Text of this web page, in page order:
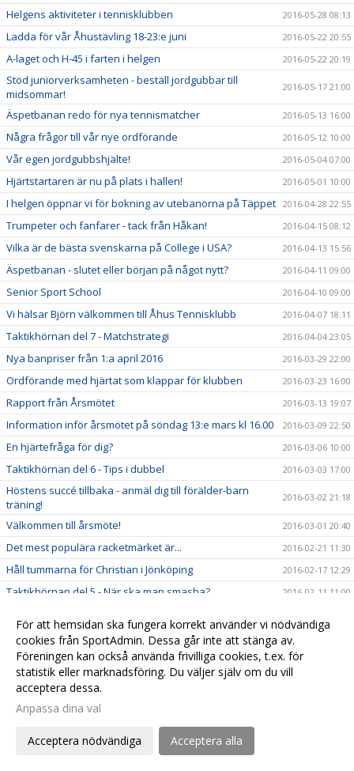
Helgens aktiviteter i tennisklubben 2016-05-28 08:13
Ladda för vår Åhustävling 18-23:e juni 2016-05-22 20:55
A-laget och H-45 i farten i helgen 2016-05-22 20:19
Stöd juniorverksamheten - beställ jordgubbar till
midsommar!
2016-05-17 21:00
Äspetbanan redo för nya tennismatcher 2016-05-13 16:00
Några frågor till vår nye ordförande 2016-05-12 10:00
Vår egen jordgubbshjälte! 2016-05-04 07:00
Hjärtstartaren är nu på plats i hallen! 2016-05-01 10:00
I helgen öppnar vi för bokning av utebanorna på Täppet 2016-04-28 22:55
Trumpeter och fanfarer - tack från Håkan! 2016-04-15 08:12
Vilka är de bästa svenskarna på College i USA? 2016-04-13 15:56
Äspetbanan - slutet eller början på något nytt? 2016-04-11 09:00
Senior Sport School 2016-04-10 09:00
Vi hälsar Björn välkommen till Åhus Tennisklubb 2016-04-07 18:11
Taktikhörnan del 7 - Matchstrategi 2016-04-04 23:05
Nya banpriser från 1:a april 2016 2016-03-29 22:00
Ordförande med hjärtat som klappar för klubben 2016-03-23 16:00
Rapport från Årsmötet 2016-03-13 19:07
Information inför årsmötet på söndag 13:e mars kl 16.00 2016-03-09 22:50
En hjärtefråga för dig? 2016-03-06 10:00
Taktikhörnan del 6 - Tips i dubbel 2016-03-03 17:00
Höstens succé tillbaka - anmäl dig till förälder-barn
träning!
2016-03-02 21:18
Välkommen till årsmöte! 2016-03-01 20:40
Det mest populära racketmärket är... 2016-02-21 11:30
Håll tummarna för Christian i Jönköping 2016-02-17 12:29
Taktikhörnan del 5 - När ska man smasha? 2016-02-11 11:00
Taktikhörnan del 4 - ta emot serve från vänsterhänt
spelare
2016-02-05 15:00
Rapport från University of California - Filip Bergevi på
matchdag
2016-01-30 22:13
Nu är det avgjort, den bästa banan i hallen är...
Var köper man de coolaste och bästa tennisprylarna?
Tips om ny tennisblogg från touren - Magnus Norman
För att hemsidan ska fungera korrekt använder vi nödvändiga
cookies från SportAdmin. Dessa går inte att stänga av.
Föreningen kan också använda frivilliga cookies, t.ex. för
statistik eller marknadsföring. Du väljer själv om du vill
acceptera dessa.
Anpassa dina val
Acceptera nödvändiga Acceptera alla